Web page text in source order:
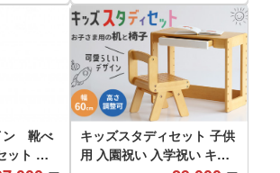
ン 靴べ
ット ウ
キッズスタディセット 子供
用 入園祝い 入学祝い キッ